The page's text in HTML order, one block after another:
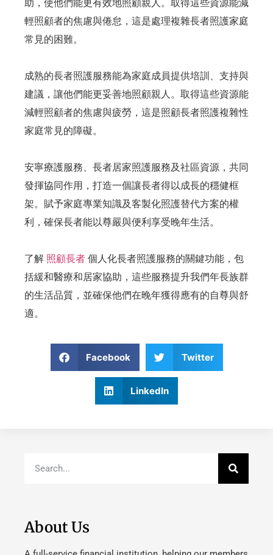
助，使他們能更有效地照顧親人。取得這些資源能減
輕照顧者的焦慮與倦怠，這是處理複雜長者照護家庭
常見的困難。
成熟的長者照護服務能為家庭成員提供培訓、支持與
建議，讓他們能更妥善地照顧親人。取得這些資源能
減輕照顧者的焦慮與疲勞，這是照顧長者照護複雜性
家庭常見的障礙。
安寧療護服務、長者居家照護服務及社區資源，共同
發揮協同作用，打造一個讓長者得以成長的穩健框
架。賦予家庭專業知識及客製化照護替代方案的權
利，確保長者能以尊嚴與便利享受晚年生活。
了解 照顧長者 個人化長者照護服務的關鍵功能，包
括緩和醫療和居家協助，這些服務提升我們年長族群
的生活品質，並確保他們在晚年獲得應有的自尊與舒
適。
Facebook Twitter
LinkedIn
About Us